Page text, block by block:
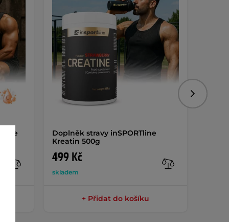
Pre
Doplněk stravy inSPORTline
Kreatin 500g
499 Kč
skladem
+ Přidat do košíku